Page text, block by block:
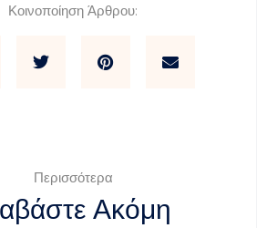
Κοινοποίηση Άρθρου:
Περισσότερα
Ακόμη